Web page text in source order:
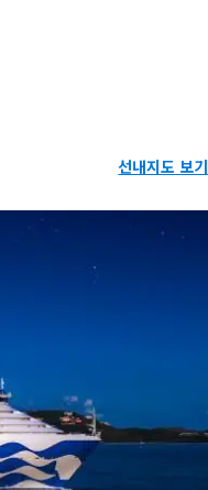
선내지도 보기